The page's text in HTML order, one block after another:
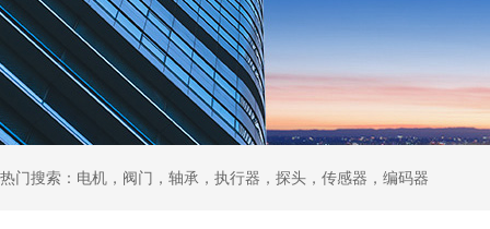
热门搜索：电机，阀门，轴承，执行器，探头，传感器，编码器